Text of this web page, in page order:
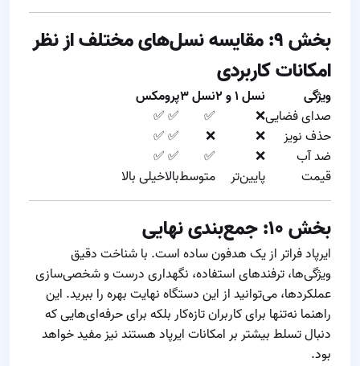
بخش ۹: مقایسه نسل‌های مختلف از نظر
امکانات کاربردی
ویژگی نسل ۱ و ۲ نسل ۳ پرومکس
صدای فضایی❌
✅
✅
✅
حذف نویز
❌
❌
✅
✅
ضد آب
❌
✅
✅
✅
قیمت
پایین‌تر متوسطبالاخیلی بالا
بخش ۱۰: جمع‌بندی نهایی
ایرپاد فراتر از یک هدفون ساده است. با شناخت دقیق
ویژگی‌ها، ترفندهای استفاده، نگهداری درست و شخصی‌سازی
عملکردها، می‌توانید از این دستگاه نهایت بهره را ببرید. این
راهنما نه‌تنها برای کاربران تازه‌کار بلکه برای حرفه‌ای‌هایی که
دنبال تسلط بیشتر بر امکانات ایرپاد هستند نیز مفید خواهد
بود.